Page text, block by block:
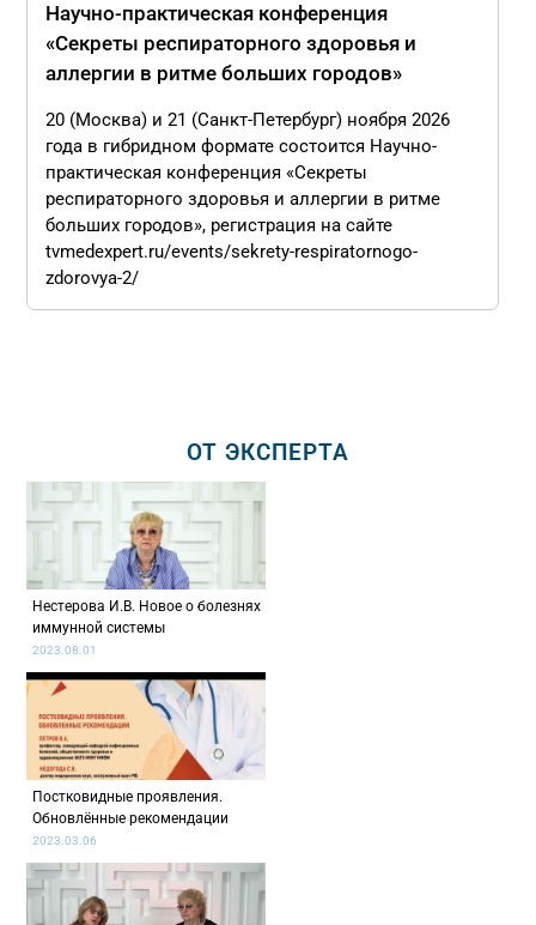
Научно-практическая конференция
«Секреты респираторного здоровья и
аллергии в ритме больших городов»
20 (Москва) и 21 (Санкт-Петербург) ноября 2026
года в гибридном формате состоится Научно-
практическая конференция «Секреты
респираторного здоровья и аллергии в ритме
больших городов», регистрация на сайте
tvmedexpert.ru/events/sekrety-respiratornogo-
zdorovya-2/
ОТ ЭКСПЕРТА
Нестерова И.В. Новое о болезнях
иммунной системы
2023.08.01
Постковидные проявления.
Обновлённые рекомендации
2023.03.06